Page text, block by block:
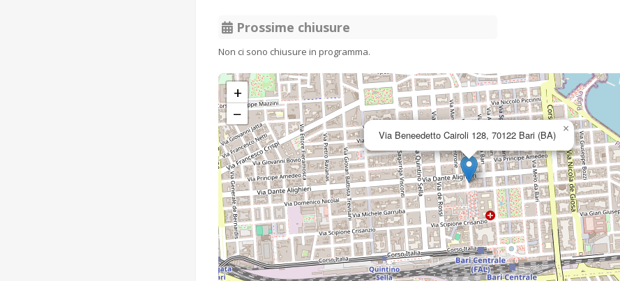
Prossime chiusure
Non ci sono chiusure in programma.
Via Beneedetto Cairoli 128, 70122 Bari (BA) ×
+
−